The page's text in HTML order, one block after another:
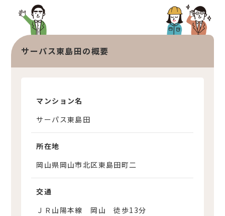
査定依頼
不動産の相場情報
不動産を探す
物件検索
サーパス東島田の概要
マンション名
サーパス東島田
所在地
岡山県岡山市北区東島田町二
交通
ＪＲ山陽本線 岡山 徒歩13分